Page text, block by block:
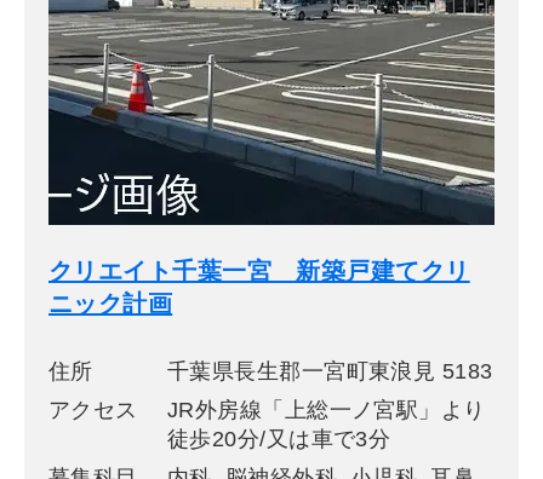
クリエイト千葉一宮 新築戸建てクリ
ニック計画
住所
千葉県長生郡一宮町東浪見 5183
アクセス
JR外房線「上総一ノ宮駅」より
徒歩20分/又は車で3分